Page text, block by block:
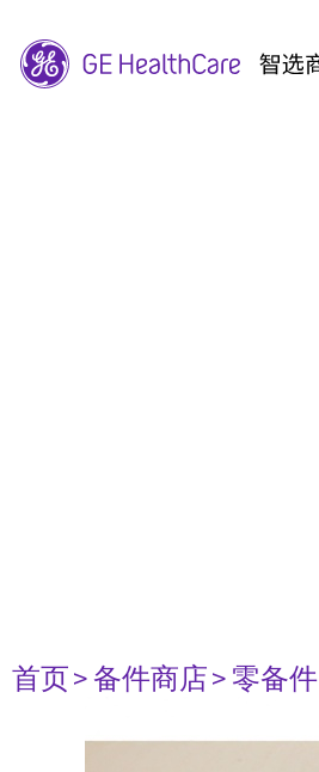
首页> 备件商店> 零备件